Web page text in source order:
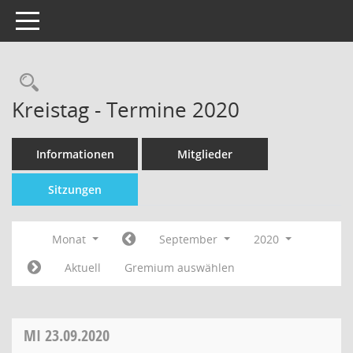
Toggle navigation
Kreistag - Termine 2020
Informationen Mitglieder
Sitzungen
Monat September
2020
Aktuell
Gremium auswählen
MI 23.09.2020